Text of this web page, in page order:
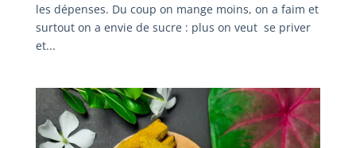
les dépenses. Du coup on mange moins, on a faim et
surtout on a envie de sucre : plus on veut se priver
et...